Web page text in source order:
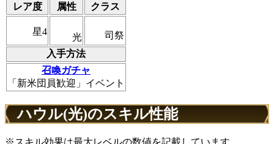
レア度 属性 クラス
星4
光
司祭
入手方法
召喚ガチャ
「新米団員歓迎」イベント
ハウル(光)のスキル性能